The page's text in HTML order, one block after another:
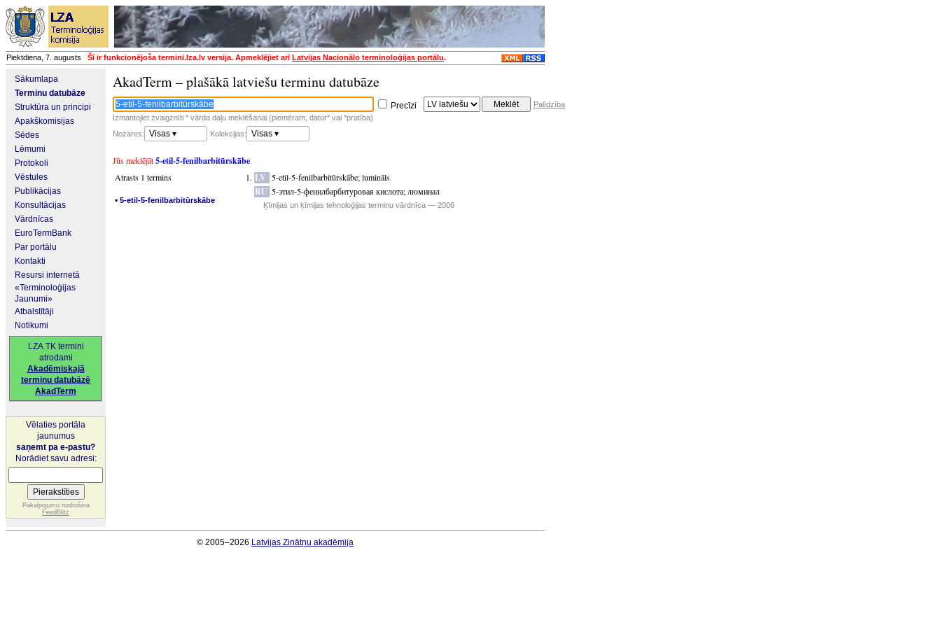
Piektdiena, 7. augusts Šī ir funkcionējoša termini.lza.lv versija. Apmeklējiet arīLatvijas Nacionālo terminoloģijas portālu.
Sākumlapa
Terminu datubāze
Struktūra un principi
Apakškomisijas
Sēdes
Lēmumi
Protokoli
Vēstules
Publikācijas
Konsultācijas
Vārdnīcas
EuroTermBank
Par portālu
Kontakti
Resursi internetā
«Terminoloģijas
Jaunumi»
Atbalstītāji
Notikumi
LZA TK termini
atrodami
Akadēmiskajā
terminu datubāzē
AkadTerm
Vēlaties portāla
jaunumus
saņemt pa e-pastu?
Norādiet savu adresi:
Pakalpojumu nodrošina
FeedBlitz
AkadTerm – plašākā latviešu terminu datubāze
Precīzi
Palīdzība
Izmantojiet zvaigznīti * vārda daļu meklēšanai (piemēram, dator* vai *pratība)
Nozares:
Visas ▾ Kolekcijas: Visas ▾
Jūs meklējāt5-etil-5-fenilbarbitūrskābe
Atrasts 1 termins
▪ 5-etil-5-fenilbarbitūrskābe
LV 5-etil-5-fenilbarbitūrskābe;lumināls
RU 5-этил-5-фенилбарбитуровая кислота; люминал
Ķīmijas un ķīmijas tehnoloģijas terminu vārdnīca — 2006
© 2005–2026 Latvijas Zinātņu akadēmija